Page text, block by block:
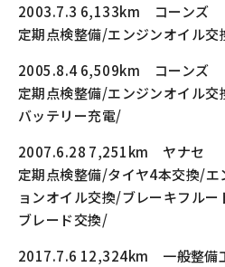
2003.7.3 6,133km コーンズ
定期点検整備/エンジンオイル
2005.8.4 6,509km コーンズ
定期点検整備/エンジンオイル
バッテリー充電/
2007.6.28 7,251km ヤナセ
定期点検整備/タイヤ4本交換/
ョンオイル交換/ブレーキフル
ブレード交換/
2017.7.6 12,324km 一般整備